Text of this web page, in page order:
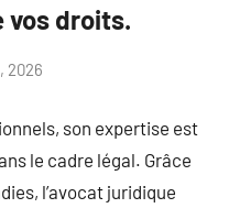
vos droits.
2026
son expertise est
le cadre légal. Grâce
l’avocat juridique